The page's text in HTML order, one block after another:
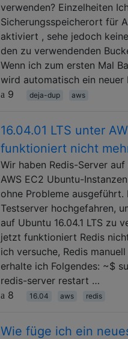
verwenden? Einzelheiten
Sicherungsspeicherort für
aktiviert , sehe jedoch
den zu verwendenden
Wenn ich zum ersten Mal
wird automatisch ein neuer
9
deja-dup aws
16.04.01 LTS unter
funktioniert nicht
Wir haben Redis-Server auf
AWS EC2 Ubuntu-
ohne Probleme ausgeführt.
Testserver hochgefahren,
auf Ubuntu 16.04.1 LTS zu
jetzt funktioniert Redis
ich versuche, Redis
erhalte ich Folgendes: ~$
redis-server restart …
8
16.04 aws redis
Wie füge ich ein